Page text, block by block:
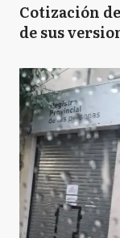
Cotización
de sus